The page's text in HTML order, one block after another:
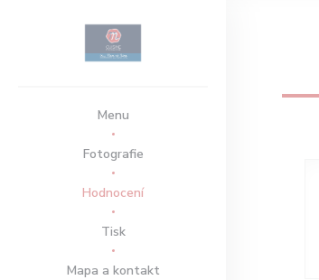
Menu
Fotografie
Hodnocení
Tisk
Mapa a kontakt